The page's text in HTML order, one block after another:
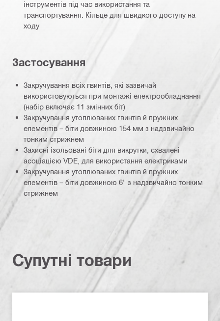
інструментів під час використання та
транспортування. Кільце для швидкого доступу на
ходу
Застосування
Закручування всіх гвинтів, які зазвичай
використовуються при монтажі електрообладнання
(набір включає 11 змінних біт)
Закручування утоплюваних гвинтів й пружних
елементів – біти довжиною 154 мм з надзвичайно
тонким стрижнем
Захисні ізольовані біти для викрутки, схвалені
асоціацією VDE, для використання електриками
Закручування утоплюваних гвинтів й пружних
елементів – біти довжиною 6" з надзвичайно тонким
стрижнем
Супутні товари